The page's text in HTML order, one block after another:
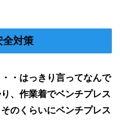
全対策
・はっきり言ってなんで
、作業着でベンチプレス
くらいにベンチプレス